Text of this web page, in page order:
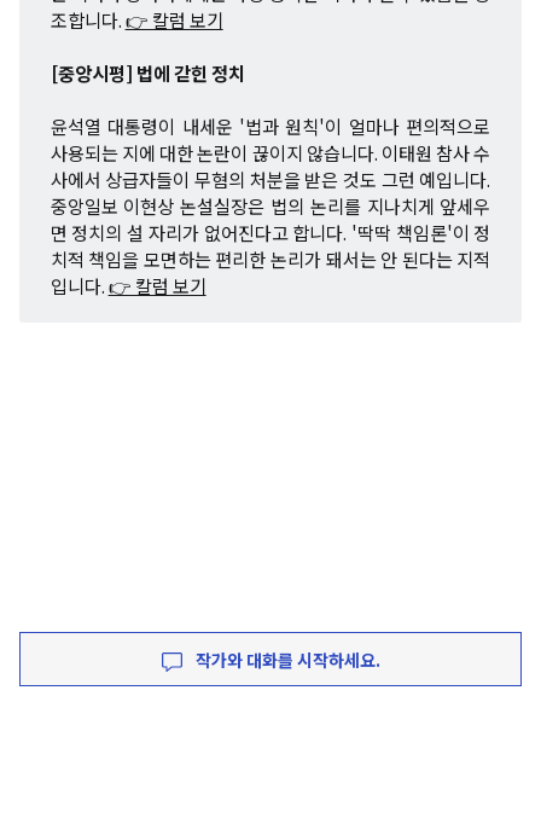
조합니다.👉 칼럼 보기
[중앙시평] 법에 갇힌 정치
윤석열 대통령이 내세운 '법과 원칙'이 얼마나 편의적으로
사용되는 지에 대한 논란이 끊이지 않습니다. 이태원 참사 수
사에서 상급자들이 무혐의 처분을 받은 것도 그런 예입니다.
중앙일보 이현상 논설실장은 법의 논리를 지나치게 앞세우
면 정치의 설 자리가 없어진다고 합니다. '딱딱 책임론'이 정
치적 책임을 모면하는 편리한 논리가 돼서는 안 된다는 지적
입니다.👉 칼럼 보기
작가와 대화를 시작하세요.